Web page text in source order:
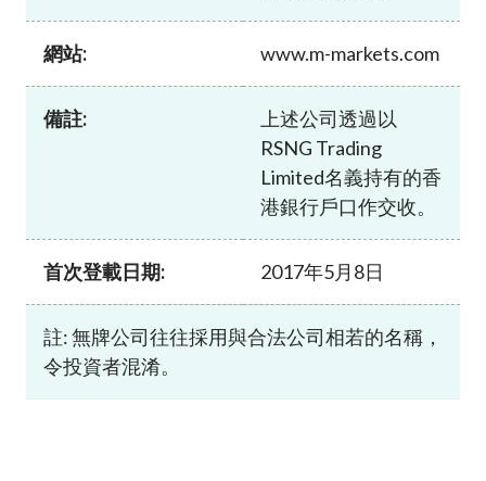
網站: www.m-markets.com
備註:
上述公司透過以
RSNG Trading
Limited名義持有的香
港銀行戶口作交收。
首次登載日期: 2017年5月8日
註: 無牌公司往往採用與合法公司相若的名稱，
令投資者混淆。